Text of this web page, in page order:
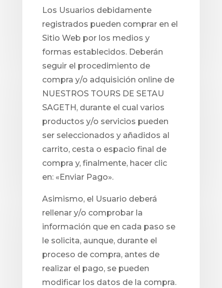
Los Usuarios debidamente
registrados pueden comprar en el
Sitio Web por los medios y
formas establecidos. Deberán
seguir el procedimiento de
compra y/o adquisición online de
NUESTROS TOURS DE SETAU
SAGETH, durante el cual varios
productos y/o servicios pueden
ser seleccionados y añadidos al
carrito, cesta o espacio final de
compra y, finalmente, hacer clic
en: «Enviar Pago».
Asimismo, el Usuario deberá
rellenar y/o comprobar la
información que en cada paso se
le solicita, aunque, durante el
proceso de compra, antes de
realizar el pago, se pueden
modificar los datos de la compra.